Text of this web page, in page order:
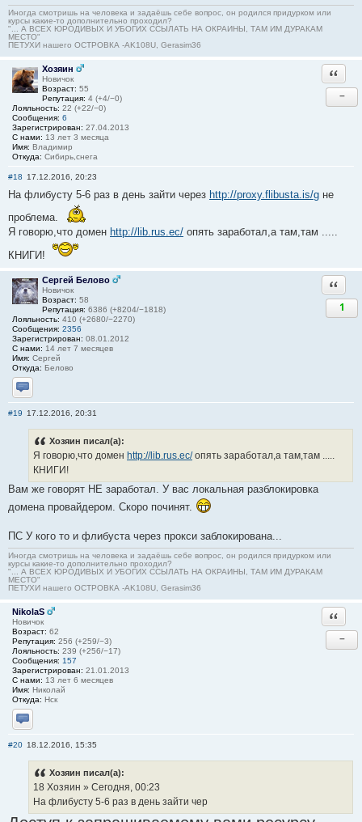
Иногда смотришь на человека и задаёшь себе вопрос, он родился придурком или
курсы какие-то дополнительно проходил?
"... А ВСЕХ ЮРОДИВЫХ И УБОГИХ ССЫЛАТЬ НА ОКРАИНЫ, ТАМ ИМ ДУРАКАМ
МЕСТО"
ПЕТУХИ нашего ОСТРОВКА -AK108U, Gerasim36
Хозяин
Новичок
Возраст: 55
Репутация: 4 (+4/−0)
Лояльность: 22 (+22/−0)
Сообщения: 6
Зарегистрирован: 27.04.2013
С нами: 13 лет 3 месяца
Имя: Владимир
Откуда: Сибирь,снега
−
#18 17.12.2016, 20:23
На флибусту 5-6 раз в день зайти через http://proxy.flibusta.is/g не
проблема.
Я говорю,что домен http://lib.rus.ec/ опять заработал,а там,там .....
КНИГИ!
Сергей Белово
Новичок
Возраст: 58
Репутация: 6386 (+8204/−1818)
Лояльность: 410 (+2680/−2270)
Сообщения: 2356
Зарегистрирован: 08.01.2012
С нами: 14 лет 7 месяцев
Имя: Сергей
Откуда: Белово
Отправить личное сообщение
1
#19 17.12.2016, 20:31
Хозяин писал(а):
Я говорю,что домен http://lib.rus.ec/опять заработал,а там,там .....
КНИГИ!
Вам же говорят НЕ заработал. У вас локальная разблокировка
домена провайдером. Скоро починят.
ПС У кого то и флибуста через прокси заблокирована...
Иногда смотришь на человека и задаёшь себе вопрос, он родился придурком или
курсы какие-то дополнительно проходил?
"... А ВСЕХ ЮРОДИВЫХ И УБОГИХ ССЫЛАТЬ НА ОКРАИНЫ, ТАМ ИМ ДУРАКАМ
МЕСТО"
ПЕТУХИ нашего ОСТРОВКА -AK108U, Gerasim36
NikolaS
Новичок
Возраст: 62
Репутация: 256 (+259/−3)
Лояльность: 239 (+256/−17)
Сообщения: 157
Зарегистрирован: 21.01.2013
С нами: 13 лет 6 месяцев
Имя: Николай
Откуда: Нск
Отправить личное сообщение
−
#20 18.12.2016, 15:35
Хозяин писал(а):
18 Хозяин » Сегодня, 00:23
На флибусту 5-6 раз в день зайти чер